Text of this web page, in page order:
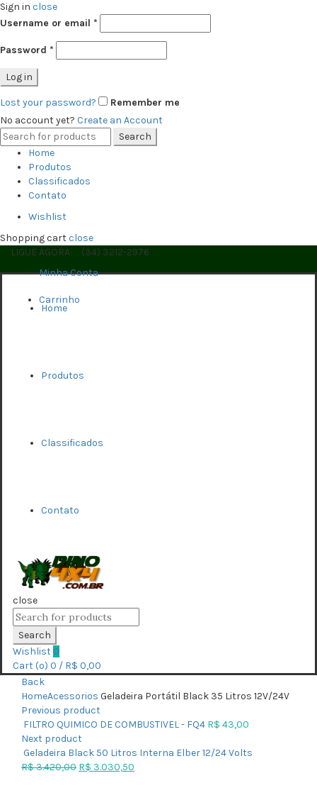
Sign in close
Username or email *
Password *
Log in
Lost your password?
Remember me
No account yet? Create an Account
Search
for:
Search
Home
Produtos
Classificados
Contato
Wishlist
Shopping cartclose
LIGUE AGORA:
(34) 3212-2976
Minha Conta
Carrinho
Home
Produtos
Classificados
Contato
close
Search
for:
Search
Wishlist 0
Cart (o) 0 / R$ 0,00
Back
HomeAcessorios Geladeira Portátil Black 35 Litros 12V/24V
Previous product
FILTRO QUIMICO DE COMBUSTIVEL - FQ4 R$ 43,00
Next product
Geladeira Black 50 Litros Interna Elber 12/24 Volts
R$3.420,00 R$ 3.030,50